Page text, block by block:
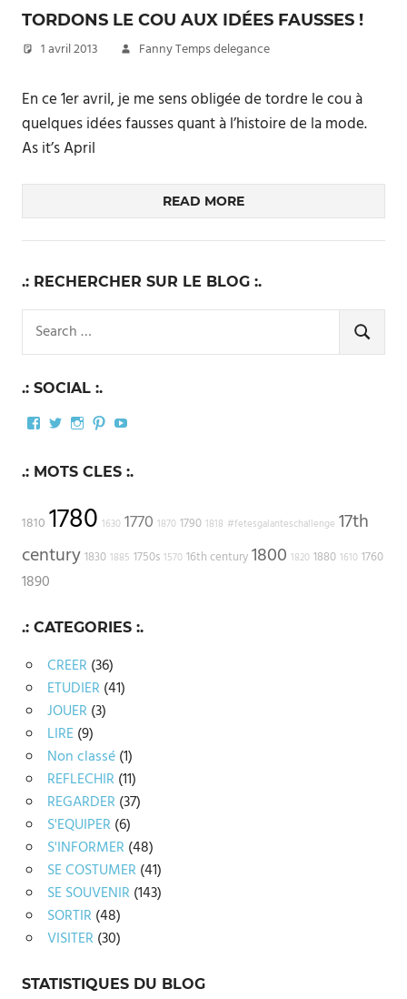
TORDONS LE COU AUX IDÉES FAUSSES !
1 avril 2013 Fanny Temps delegance
En ce 1er avril, je me sens obligée de tordre le cou à
quelques idées fausses quant à l’histoire de la mode.
As it’s April
READ MORE
.: RECHERCHER SUR LE BLOG :.
for:
SEARCH
.: SOCIAL :.
Facebook
TwitterInstagram
PinterestYouTube
.: MOTS CLES :.
1810 1780 1630 1770 1870 1790 1818 #fetesgalanteschallenge 17th
century 1830 1885 1750s 1570 16th century 1800 1820 1880 1610 1760
1890
.: CATEGORIES :.
CREER (36)
ETUDIER (41)
JOUER (3)
LIRE(9)
Non classé(1)
REFLECHIR (11)
REGARDER (37)
S'EQUIPER (6)
S'INFORMER (48)
SE COSTUMER (41)
SE SOUVENIR (143)
SORTIR (48)
VISITER (30)
STATISTIQUES DU BLOG